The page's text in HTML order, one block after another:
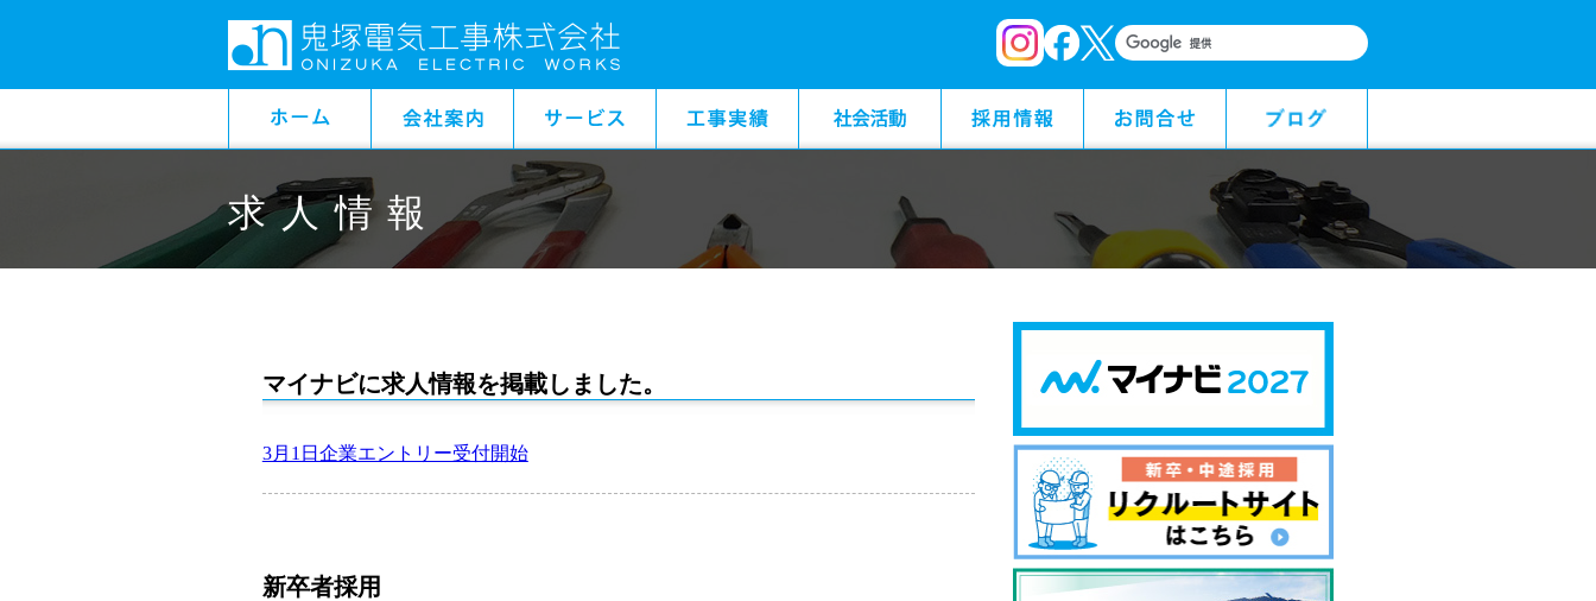
求人情報
マイナビに求人情報を掲載しました。
3月1日企業エントリー受付開始
新卒者採用